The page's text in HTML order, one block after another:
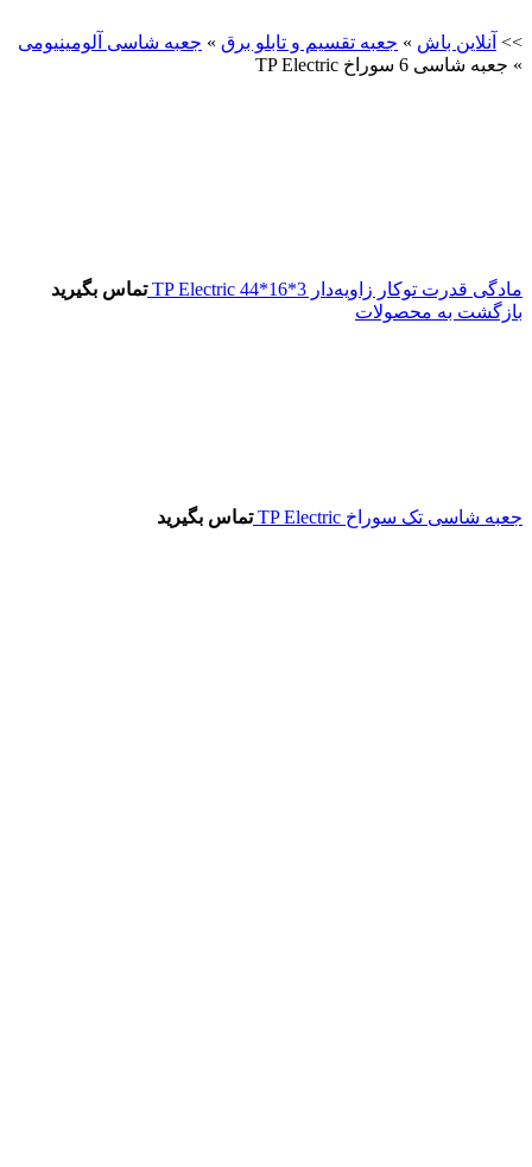
>> آنلاین باش » جعبه تقسیم و تابلو برق » جعبه شاسی آلومینیومی
» جعبه شاسی 6 سوراخ TP Electric
مادگی قدرت توکار زاویه‌دار 3*16*44 TP Electric
تماس بگیرید
بازگشت به محصولات
جعبه شاسی تک سوراخ TP Electric تماس بگیرید